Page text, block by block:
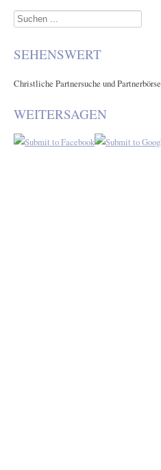
Suchen
SEHENSWERT
Christliche Partnersuche und Partnerbörse
WEITERSAGEN